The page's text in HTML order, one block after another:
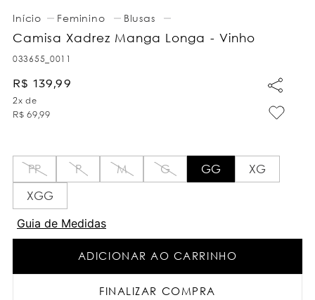
Feminino Blusas
Camisa Xadrez Manga Longa - Vinho
033655_0011
R$ 139,99
2x de
R$ 69,99
PP P M G GG
XG
XGG
Guia de Medidas
ADICIONAR AO CARRINHO
FINALIZAR COMPRA